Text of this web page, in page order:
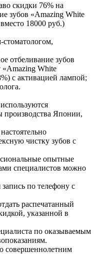
скидки 76% на
зубов «Amazing White
18000 руб.)
отбеливание зубов
«Amazing White
с активацией лампой;
производства Японии,
чистку зубов с
опытные
специалистов можно
запись по телефону с
распечатанный
указанной в
по оказываемым
совершеннолетним